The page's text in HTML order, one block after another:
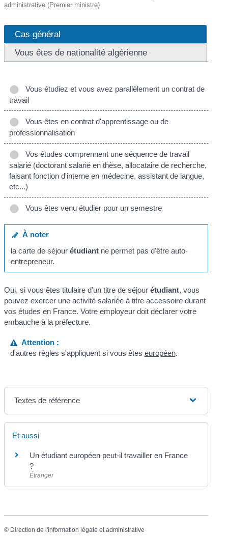
administrative (Premier ministre)
Cas général
Vous êtes de nationalité algérienne
Vous étudiez et vous avez parallèlement un contrat de
travail
Vous êtes en contrat d'apprentissage ou de
professionnalisation
Vos études comprennent une séquence de travail
salarié (doctorant salarié en thèse, allocataire de recherche,
faisant fonction d'interne en médecine, assistant de langue,
etc...)
Vous êtes venu étudier pour un semestre
À noter
la carte de séjour étudiantne permet pas d'être auto-
entrepreneur.
Oui, si vous êtes titulaire d'un titre de séjourétudiant, vous
pouvez exercer une activité salariée à titre accessoire durant
vos études en France. Votre employeur doit déclarer votre
embauche à la préfecture.
Attention :
d'autres règles s'appliquent si vous êtes européen.
Textes de référence
Et aussi
Un étudiant européen peut-il travailler en France
?
Étranger
© Direction de l'information légale et administrative